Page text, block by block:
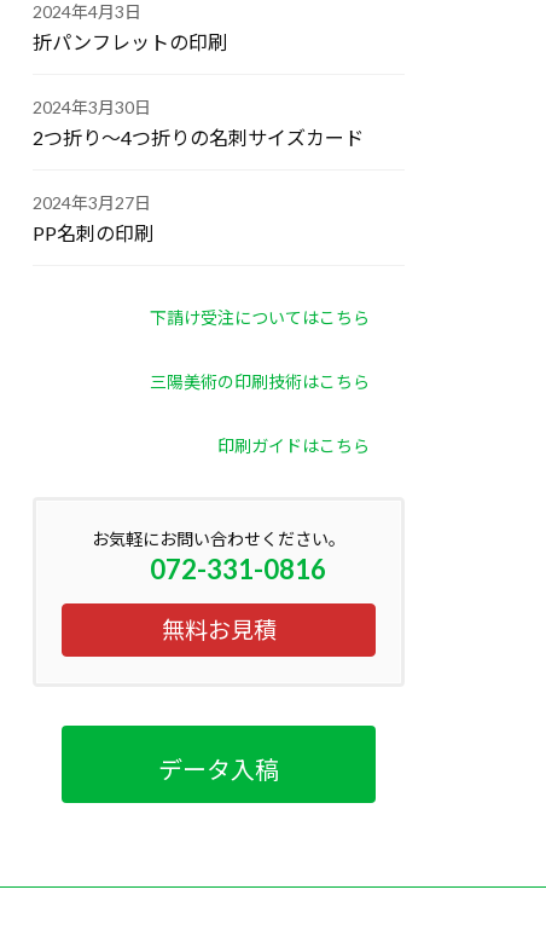
2024年4月3日
折パンフレットの印刷
2024年3月30日
2つ折り～4つ折りの名刺サイズカード
2024年3月27日
PP名刺の印刷
下請け受注についてはこちら
三陽美術の印刷技術はこちら
印刷ガイドはこちら
お気軽にお問い合わせください。
072-331-0816
無料お見積
データ入稿